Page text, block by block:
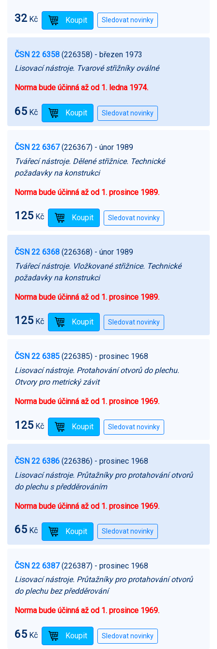
32 Kč
ČSN 22 6358 (226358) - březen 1973
Lisovací nástroje. Tvarové střižníky oválné
Norma bude účinná až od 1. ledna 1974.
65 Kč
ČSN 22 6367(226367) - únor 1989
Tvářecí nástroje. Dělené střižnice. Technické
požadavky na konstrukci
Norma bude účinná až od 1. prosince 1989.
125 Kč
ČSN 22 6368 (226368) - únor 1989
Tvářecí nástroje. Vložkované střižnice. Technické
požadavky na konstrukci
Norma bude účinná až od 1. prosince 1989.
125 Kč
ČSN 22 6385 (226385) - prosinec 1968
Lisovací nástroje. Protahování otvorů do plechu.
Otvory pro metrický závit
Norma bude účinná až od 1. prosince 1969.
125 Kč
ČSN 22 6386 (226386) - prosinec 1968
Lisovací nástroje. Průtažníky pro protahování otvorů
do plechu s předděrováním
Norma bude účinná až od 1. prosince 1969.
65 Kč
ČSN 22 6387(226387) - prosinec 1968
Lisovací nástroje. Průtažníky pro protahování otvorů
do plechu bez předděrování
Norma bude účinná až od 1. prosince 1969.
65 Kč